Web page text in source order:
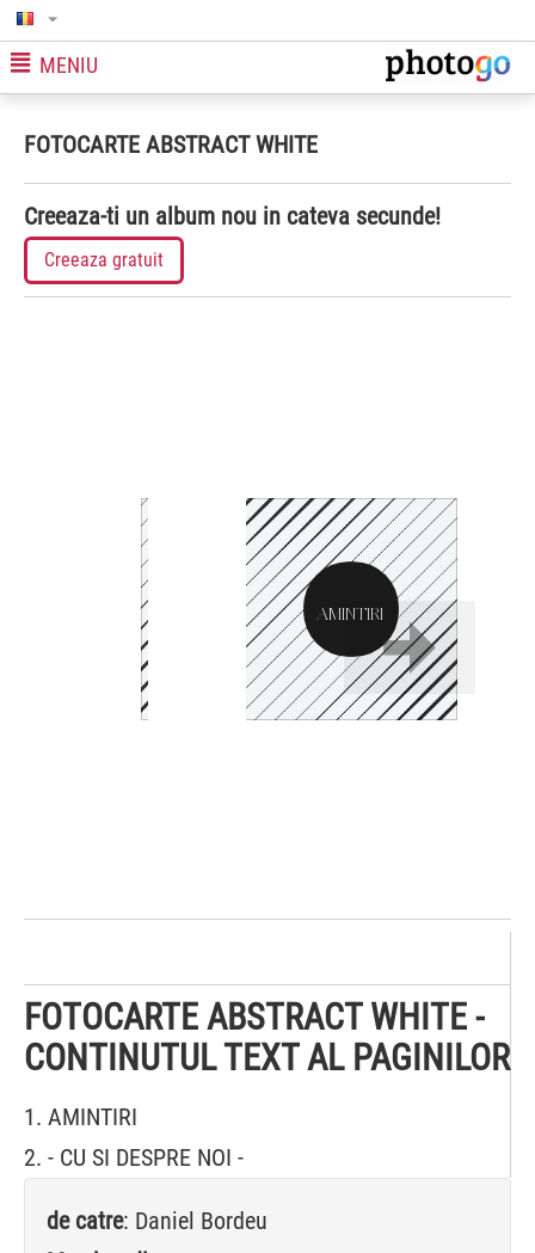
MENIU
FOTOCARTE ABSTRACT WHITE
Creeaza-ti un album nou in cateva secunde!
Creeaza gratuit
AMINTIRI
FOTOCARTE ABSTRACT WHITE -
CONTINUTUL TEXT AL PAGINILOR
1. AMINTIRI
2. - CU SI DESPRE NOI -
de catre: Daniel Bordeu